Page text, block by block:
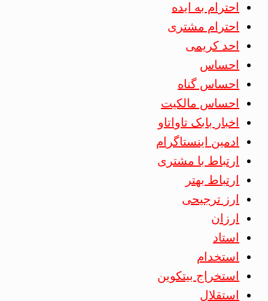
احترام به ایده
احترام مشتری
احد کریمی
احساس
احساس گناه
احساس مالکیت
اخبار بابک تاواتاو
ادمین اینستاگرام
ارتباط با مشتری
ارتباط بهتر
ارز ترجیحی
ارزان
استاد
استخدام
استخراج بیتکوین
استقلال